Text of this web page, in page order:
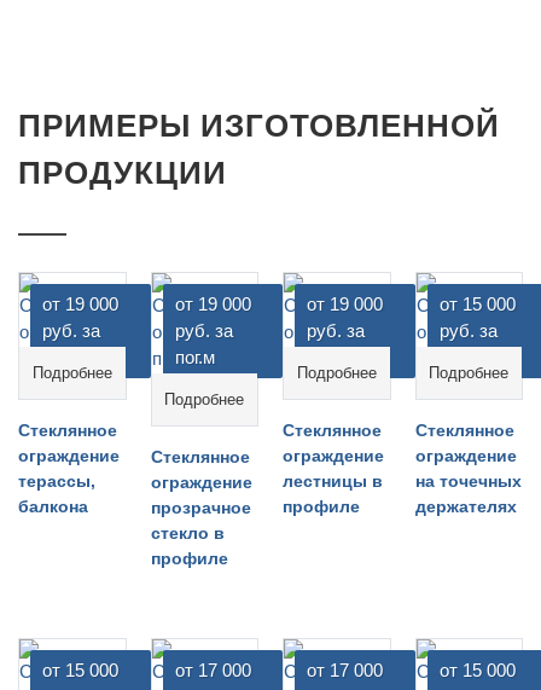
ПРИМЕРЫ ИЗГОТОВЛЕННОЙ
ПРОДУКЦИИ
от 19 000
руб. за
Подробнее
Стеклянное
ограждение
терассы,
балкона
от 19 000
руб. за
пог.м
Подробнее
Стеклянное
ограждение
прозрачное
стекло в
профиле
от 19 000
руб. за
Подробнее
Стеклянное
ограждение
лестницы в
профиле
от 15 000
руб. за
Подробнее
Стеклянное
ограждение
на точечных
держателях
от 15 000
от 17 000
от 17 000
от 15 000